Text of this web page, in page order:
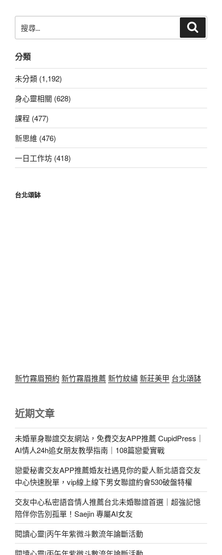
尋
鍵
字:
分類
未分類 (1,192)
身心靈相關 (628)
課程 (477)
新思維 (476)
一日工作坊 (418)
台北頌缽
新竹霧眉預約 新竹霧眉推薦 新竹紋繡新莊美甲 台北頌缽
近期文章
未婚單身聯誼交友網站，免費交友APP推薦 CupidPress｜
AI情人24h追女朋友教學指南｜108篇戀愛實戰
戀愛秘書交友APP推薦婚友社遇見你的愛人新北語音交友
中心快速脫單，vip線上線下男女聯誼約會530破盤特權
交友中心私密語音情人推薦台北未婚聯誼首選｜超強記憶
陪伴你告別孤單！Saejin 專屬AI女友
閱讀心靈|丙午年紫微斗數流年論斷活動